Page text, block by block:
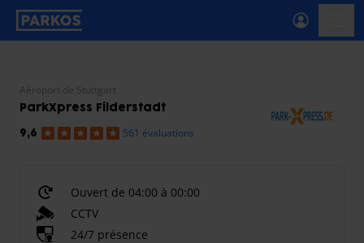
étiquette-de-navigation-principale
Aéroport de Stuttgart
ParkXpress Filderstadt
9,6 561 évaluations
Ouvert de 04:00 à 00:00
CCTV
24/7 présence